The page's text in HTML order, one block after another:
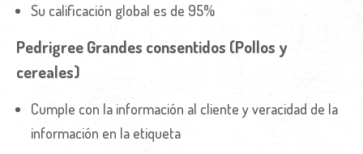
Su calificación global es de 95%
Pedrigree Grandes consentidos (Pollos y
cereales)
Cumple con la información al cliente y veracidad de la
información en la etiqueta